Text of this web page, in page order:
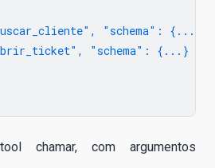
"schema": {...}
"schema": {...} }
chamar, com argumentos